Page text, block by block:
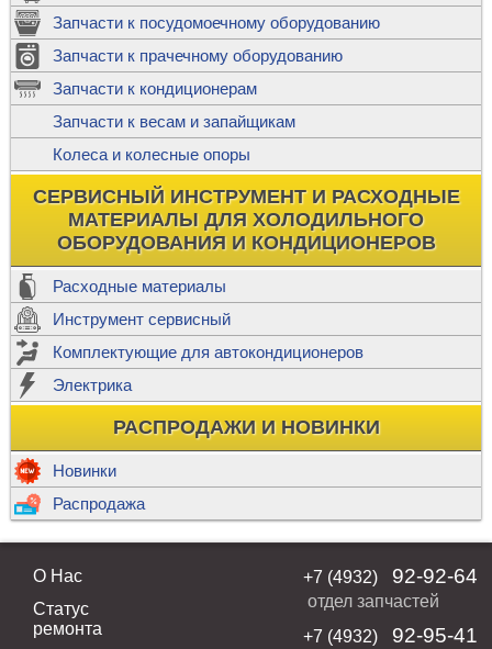
Запчасти к посудомоечному оборудованию
Запчасти к прачечному оборудованию
Запчасти к кондиционерам
Запчасти к весам и запайщикам
Колеса и колесные опоры
СЕРВИСНЫЙ ИНСТРУМЕНТ И РАСХОДНЫЕ
МАТЕРИАЛЫ ДЛЯ ХОЛОДИЛЬНОГО
ОБОРУДОВАНИЯ И КОНДИЦИОНЕРОВ
Расходные материалы
Инструмент сервисный
Комплектующие для автокондиционеров
Электрика
РАСПРОДАЖИ И НОВИНКИ
Новинки
Распродажа
О Нас
Статус
ремонта
+7 (4932) 92-92-64
отдел запчастей
+7 (4932)
92-95-41